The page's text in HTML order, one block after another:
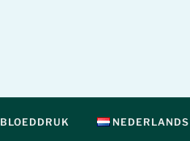
BLOEDDRUK NEDERLANDS